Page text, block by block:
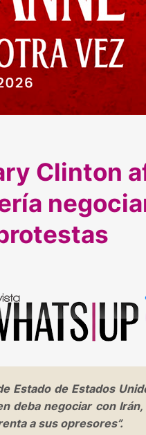
Clinton
Estado de Estados
deba negociar con
a sus opresores”.